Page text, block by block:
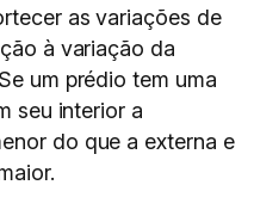
as variações de
à variação da
um prédio tem uma
seu interior a
do que a externa e